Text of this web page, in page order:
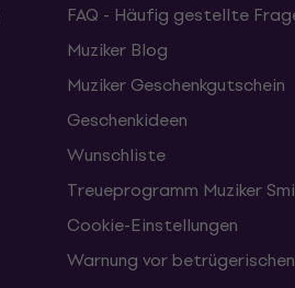
FAQ - Häufig gestellte
Muziker Blog
Muziker Geschenkgutschein
Geschenkideen
Wunschliste
Treueprogramm Muziker
Cookie-Einstellungen
Warnung vor